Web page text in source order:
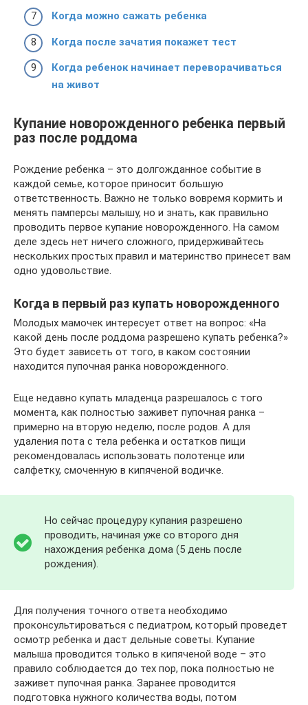
Когда можно сажать ребенка
Когда после зачатия покажет тест
Когда ребенок начинает переворачиваться
на живот
Купание новорожденного ребенка первый
раз после роддома
Рождение ребенка – это долгожданное событие в
каждой семье, которое приносит большую
ответственность. Важно не только вовремя кормить и
менять памперсы малышу, но и знать, как правильно
проводить первое купание новорожденного. На самом
деле здесь нет ничего сложного, придерживайтесь
нескольких простых правил и материнство принесет вам
одно удовольствие.
Когда в первый раз купать новорожденного
Молодых мамочек интересует ответ на вопрос: «На
какой день после роддома разрешено купать ребенка?»
Это будет зависеть от того, в каком состоянии
находится пупочная ранка новорожденного.
Еще недавно купать младенца разрешалось с того
момента, как полностью заживет пупочная ранка –
примерно на вторую неделю, после родов. А для
удаления пота с тела ребенка и остатков пищи
рекомендовалась использовать полотенце или
салфетку, смоченную в кипяченой водичке.
Но сейчас процедуру купания разрешено
проводить, начиная уже со второго дня
нахождения ребенка дома (5 день после
рождения).
Для получения точного ответа необходимо
проконсультироваться с педиатром, который проведет
осмотр ребенка и даст дельные советы. Купание
малыша проводится только в кипяченой воде – это
правило соблюдается до тех пор, пока полностью не
заживет пупочная ранка. Заранее проводится
подготовка нужного количества воды, потом